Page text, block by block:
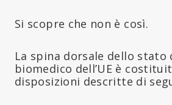
Si scopre che non è così.
La spina dorsale dello stato
biomedico dell’UE è
disposizioni descritte di